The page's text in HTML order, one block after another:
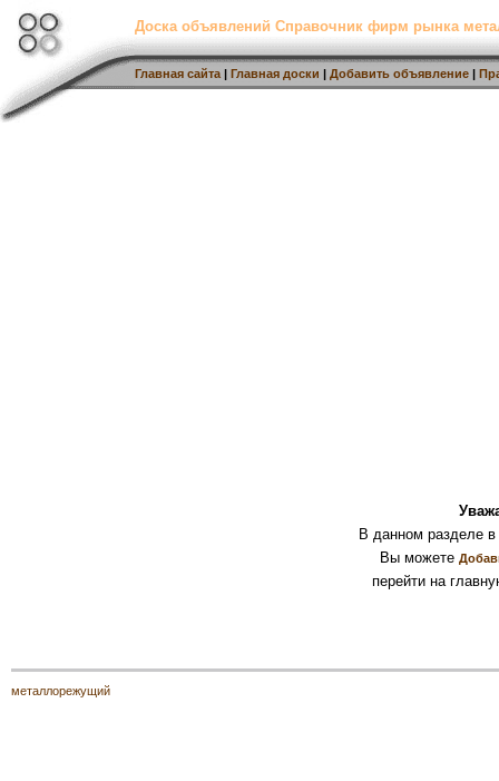
Доска объявлений Справочник фирм рынка
Главная сайта | Главная доски | Добавить объявление |
В данном разделе
Вы можете
перейти на
металлорежущий